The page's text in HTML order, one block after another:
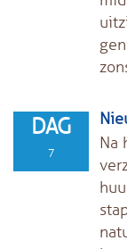
DAG
7
Na